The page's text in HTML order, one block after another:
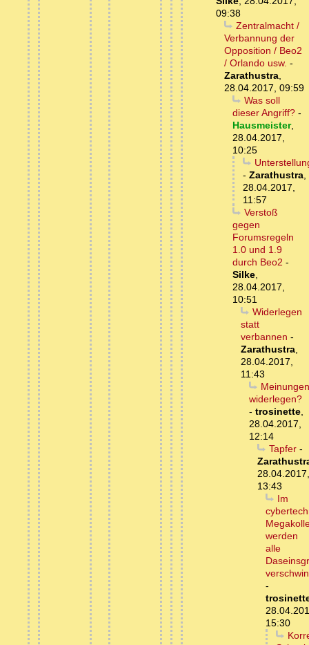
09:38
Zentralmacht /
Verbannung der
Opposition / Beo2
/ Orlando usw. -
Zarathustra,
28.04.2017, 09:59
Was soll
dieser Angriff? -
Hausmeister,
28.04.2017,
10:25
- Zarathustra,
28.04.2017,
11:57
Verstoß
gegen
Forumsregeln
1.0 und 1.9
durch Beo2 -
Silke,
28.04.2017,
10:51
Widerlegen
statt
verbannen -
Zarathustra,
28.04.2017,
11:43
Meinungen
widerlegen?
- trosinette,
28.04.2017,
12:14
Tapfer-
28.04.2017,
13:43
Im
werden
alle
-
15:30